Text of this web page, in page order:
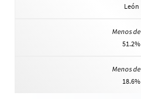
León
51.2%
18.6%